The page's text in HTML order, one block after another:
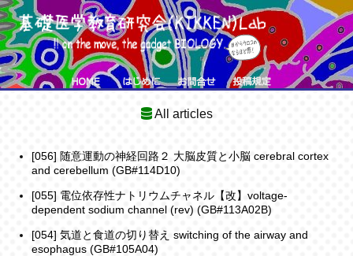
All articles
[056] 随意運動の神経回路２ 大脳皮質と小脳 cerebral cortex
and cerebellum (GB#114D10)
[055] 電位依存性ナトリウムチャネル【改】voltage-
dependent sodium channel (rev) (GB#113A02B)
[054] 気道と食道の切り替え switching of the airway and
esophagus (GB#105A04)